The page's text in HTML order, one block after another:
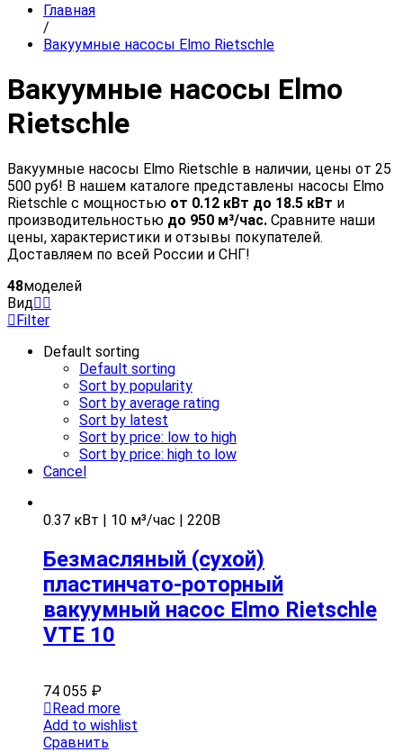
Главная
/
Вакуумные насосы Elmo Rietschle
Вакуумные насосы Elmo
Rietschle
Вакуумные насосы Elmo Rietschle в наличии, цены от 25
500 руб! В нашем каталоге представлены насосы Elmo
Rietschle с мощностью от 0.12 кВт до 18.5 кВт и
производительностью до 950 м³/час. Сравните наши
цены, характеристики и отзывы покупателей.
Доставляем по всей России и СНГ!
48моделей
Вид
Filter
Default sorting
Default sorting
Sort by popularity
Sort by average rating
Sort by latest
Sort by price: low to high
Sort by price: high to low
Cancel
0.37 кВт | 10 м³/час | 220В
Безмасляный (сухой)
пластинчато-роторный
вакуумный насос Elmo Rietschle
VTE 10
74 055 ₽
Read more
Add to wishlist
Сравнить